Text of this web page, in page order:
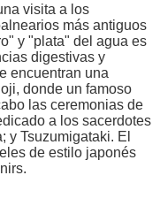
visita a los
más antiguos
y "plata" del agua es
digestivas y
encuentran una
donde un famoso
las ceremonias de
a los sacerdotes
y Tsuzumigataki. El
de estilo japonés